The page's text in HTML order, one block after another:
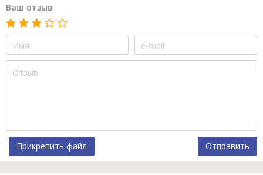
Ваш отзыв
Прикрепить файл Отправить